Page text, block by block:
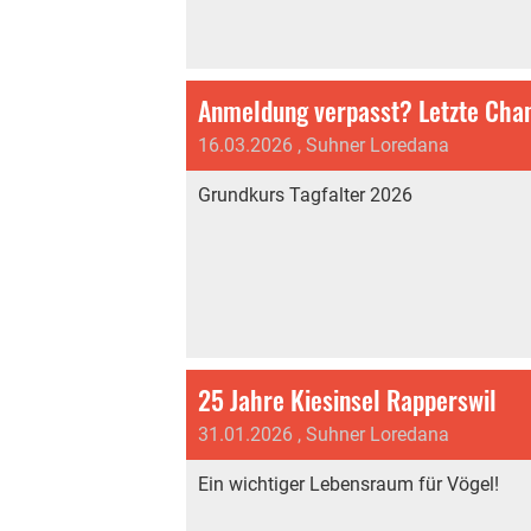
Anmeldung verpasst? Letzte
16.03.2026 , Suhner Loredana
Grundkurs Tagfalter 2026
25 Jahre Kiesinsel Rapperswil
31.01.2026 , Suhner Loredana
Ein wichtiger Lebensraum für Vögel!